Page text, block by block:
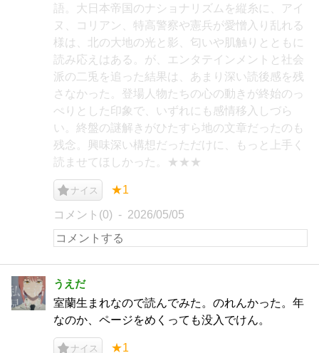
語。大日本帝国のナショナリズムを縦糸に、アイ
ヌ、コリアン、特高警察や憲兵が愛憎入り乱れる
様は、北の大地の光と影、匂いや肌触りとともに
読み応えはある。が、エンタテインメントと社会
派の二兎を追った結果は、あまり深い読後感を残
さなかった。登場人物たちの心の動きが終始のっ
ぺりとした印象で、いずれにも感情移入しづら
い。終盤の謎解きがひたすら地の文章だったのも
残念。興味深い構想だっただけに、もっと上手く
読ませてほしかった。★★★
ナイス ★1
コメント(0) 2026/05/05
うえだ
室蘭生まれなので読んでみた。のれんかった。年
なのか、ページをめくっても没入でけん。
ナイス ★1